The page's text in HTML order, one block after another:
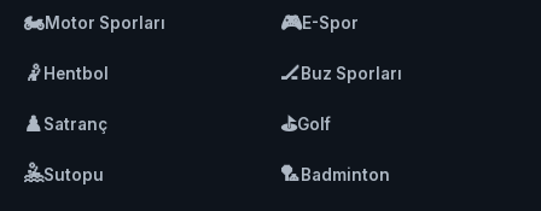
🏍️Motor Sporları 🎮E-Spor
🤾 Hentbol 🏒Buz Sporları
♟️Satranç ⛳Golf
🤽Sutopu 🏸Badminton